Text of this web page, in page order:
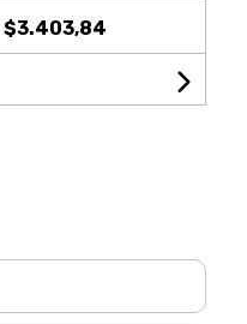
$3.403,84